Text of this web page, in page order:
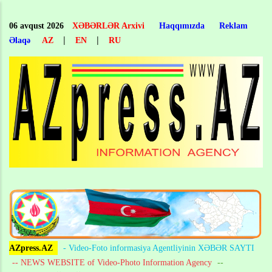
main
content
06 avqust 2026 XƏBƏRLƏR Arxivi Haqqımızda
Reklam
Əlaqə
AZ | EN | RU
AZpress.AZ
- Video-Foto informasiya Agentliyinin XƏBƏR SAYTI
-- NEWS WEBSITE of Video-Photo Information Agency --